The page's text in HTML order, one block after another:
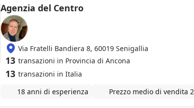
Agenzia del Centro
Via Fratelli Bandiera 8, 60019 Senigallia
13 transazioni in Provincia di Ancona
13 transazioni in Italia
18 anni di esperienza
Prezzo medio di vendita